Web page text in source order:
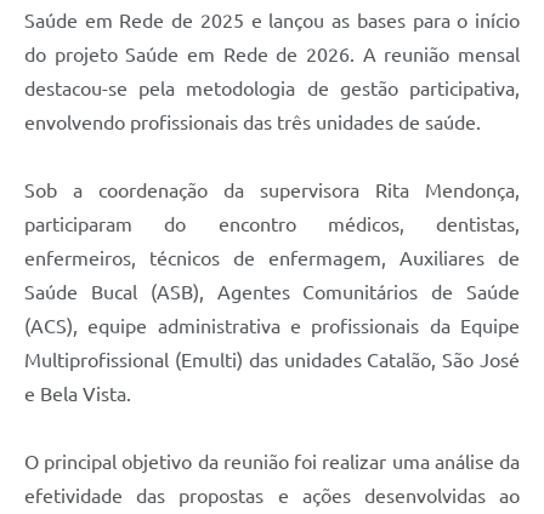
Saúde em Rede de 2025 e lançou as bases para o início
do projeto Saúde em Rede de 2026. A reunião mensal
destacou-se pela metodologia de gestão participativa,
envolvendo profissionais das três unidades de saúde.
Sob a coordenação da supervisora Rita Mendonça,
participaram do encontro médicos, dentistas,
enfermeiros, técnicos de enfermagem, Auxiliares de
Saúde Bucal (ASB), Agentes Comunitários de Saúde
(ACS), equipe administrativa e profissionais da Equipe
Multiprofissional (Emulti) das unidades Catalão, São José
e Bela Vista.
O principal objetivo da reunião foi realizar uma análise da
efetividade das propostas e ações desenvolvidas ao